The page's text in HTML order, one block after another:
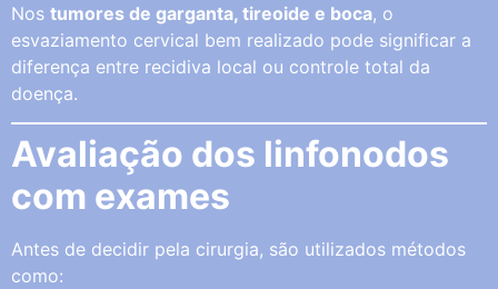
Nos tumores de garganta, tireoide e boca, o
esvaziamento cervical bem realizado pode significar a
diferença entre recidiva local ou controle total da
doença.
Avaliação dos linfonodos
com exames
Antes de decidir pela cirurgia, são utilizados métodos
como: